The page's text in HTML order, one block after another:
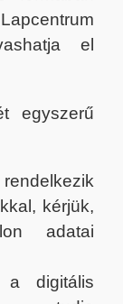
el
egyszerű
kérjük,
adatai
a digitális